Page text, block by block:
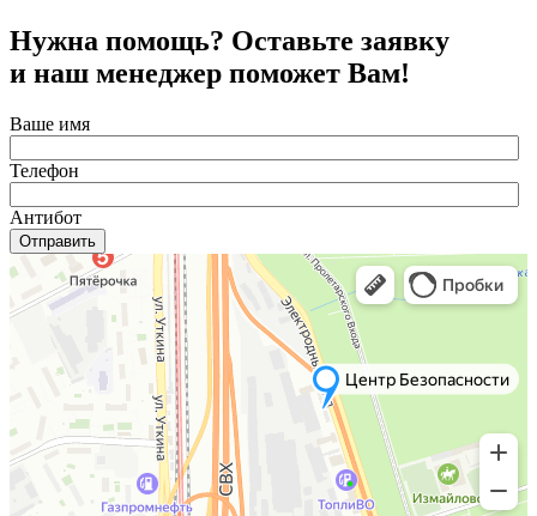
Нужна помощь? Оставьте заявку
и наш менеджер поможет Вам!
Ваше имя
Телефон
Антибот
Отправить